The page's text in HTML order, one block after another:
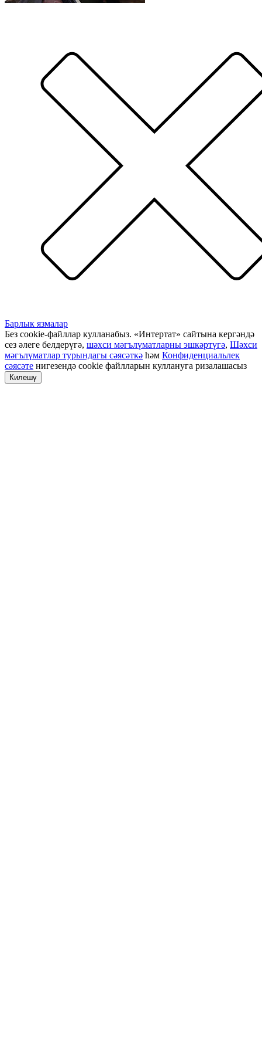
Барлык язмалар
Без cookie-файллар кулланабыз. «Интертат» сайтына кергәндә
сез әлеге белдерүгә, шәхси мәгълүматларны эшкәртүгә, Шәхси
мәгълүматлар турындагы сәясәткә һәм Конфиденциальлек
сәясәте нигезендә cookie файлларын куллануга ризалашасыз
Килешү